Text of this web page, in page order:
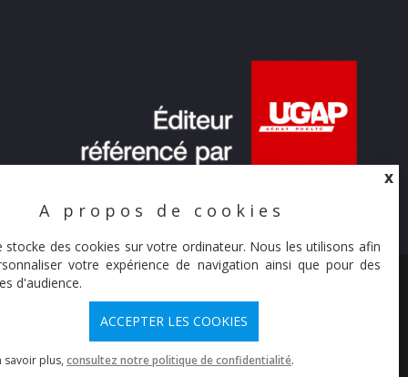
X
A propos de cookies
stocke des cookies sur votre ordinateur. Nous les utilisons afin
votre expérience de navigation ainsi que pour des
d'audience.
ACCEPTER LES COOKIES
savoir plus, consultez notre politique de confidentialité.
© Synaltic 2026